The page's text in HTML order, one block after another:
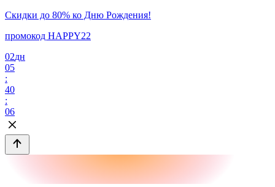
Скидки до 80% ко Дню Рождения!
промокод HAPPY22
02дн
05
:
40
:
06